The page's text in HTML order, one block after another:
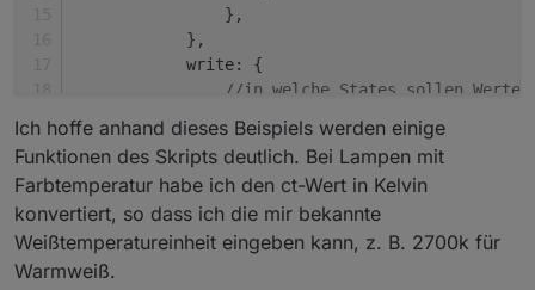
                },
            },
write: {
//in welche States sollen Werte
convert: function (
return Math . ceil
                    },
delay: 1500,
before: function (device,
Ich hoffe anhand dieses Beispiels werden einige
Funktionen des Skripts deutlich. Bei Lampen mit
Farbtemperatur habe ich den ct-Wert in Kelvin
konvertiert, so dass ich die mir bekannte
Weißtemperatureinheit eingeben kann, z. B. 2700k für
Warmweiß.